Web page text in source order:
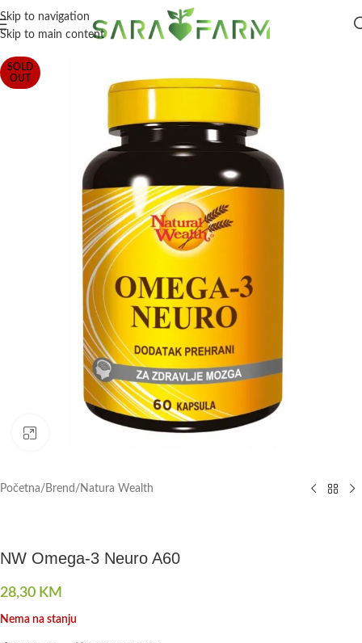
Skip to navigation
Skip to main content
SOLD
OUT
Početna/ Brend / Natura Wealth
NW Omega-3 Neuro A60
28,30 KM
Nema na stanju